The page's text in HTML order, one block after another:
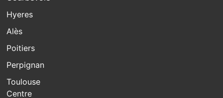
Hyeres
Alès
Poitiers
Perpignan
Toulouse
Centre